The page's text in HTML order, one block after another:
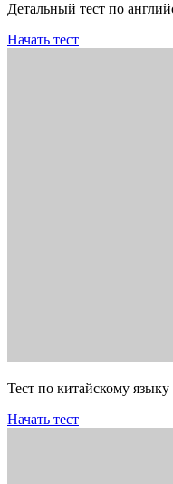
Детальный тест по
Начать тест
Тест по китайскому языку
Начать тест